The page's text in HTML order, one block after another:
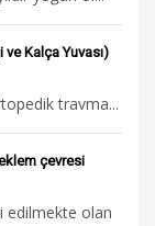
Kalça Yuvası)
travma...
eklem çevresi
edilmekte olan